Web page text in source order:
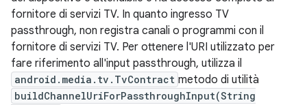
fornitore di servizi TV. In quanto ingresso TV
passthrough, non registra canali o programmi con il
fornitore di servizi TV. Per ottenere l'URI utilizzato per
fare riferimento all'input passthrough, utilizza il
android.media.tv.TvContract metodo di utilità
buildChannelUriForPassthroughInput(String